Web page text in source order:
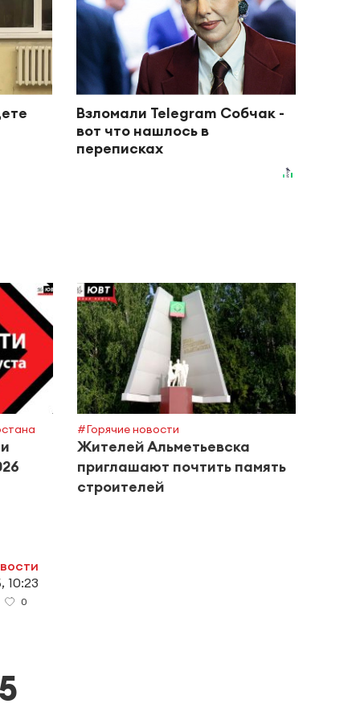
Взломали Telegram Собчак -
вот что нашлось в
переписках
#Горячие новости
Жителей Альметьевска
приглашают почтить память
строителей
10:23
0